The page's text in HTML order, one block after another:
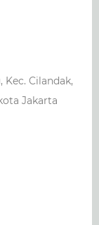
Kec. Cilandak,
Jakarta